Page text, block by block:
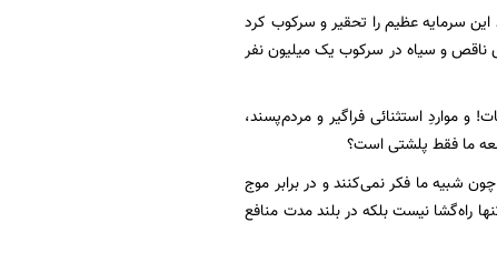
سرمایه عظیم را تحقیر و سرکوب کرد
ناقص و سیاه در سرکوب یک میلیون نفر
مواردِ استثنائی فراگیر و مردم‌پسند،
ما فقط پلشتی است؟
شبیه ما فکر نمی‌کنند و در برابر موج
راه‌گشا نیست بلکه در بلند مدت منافع